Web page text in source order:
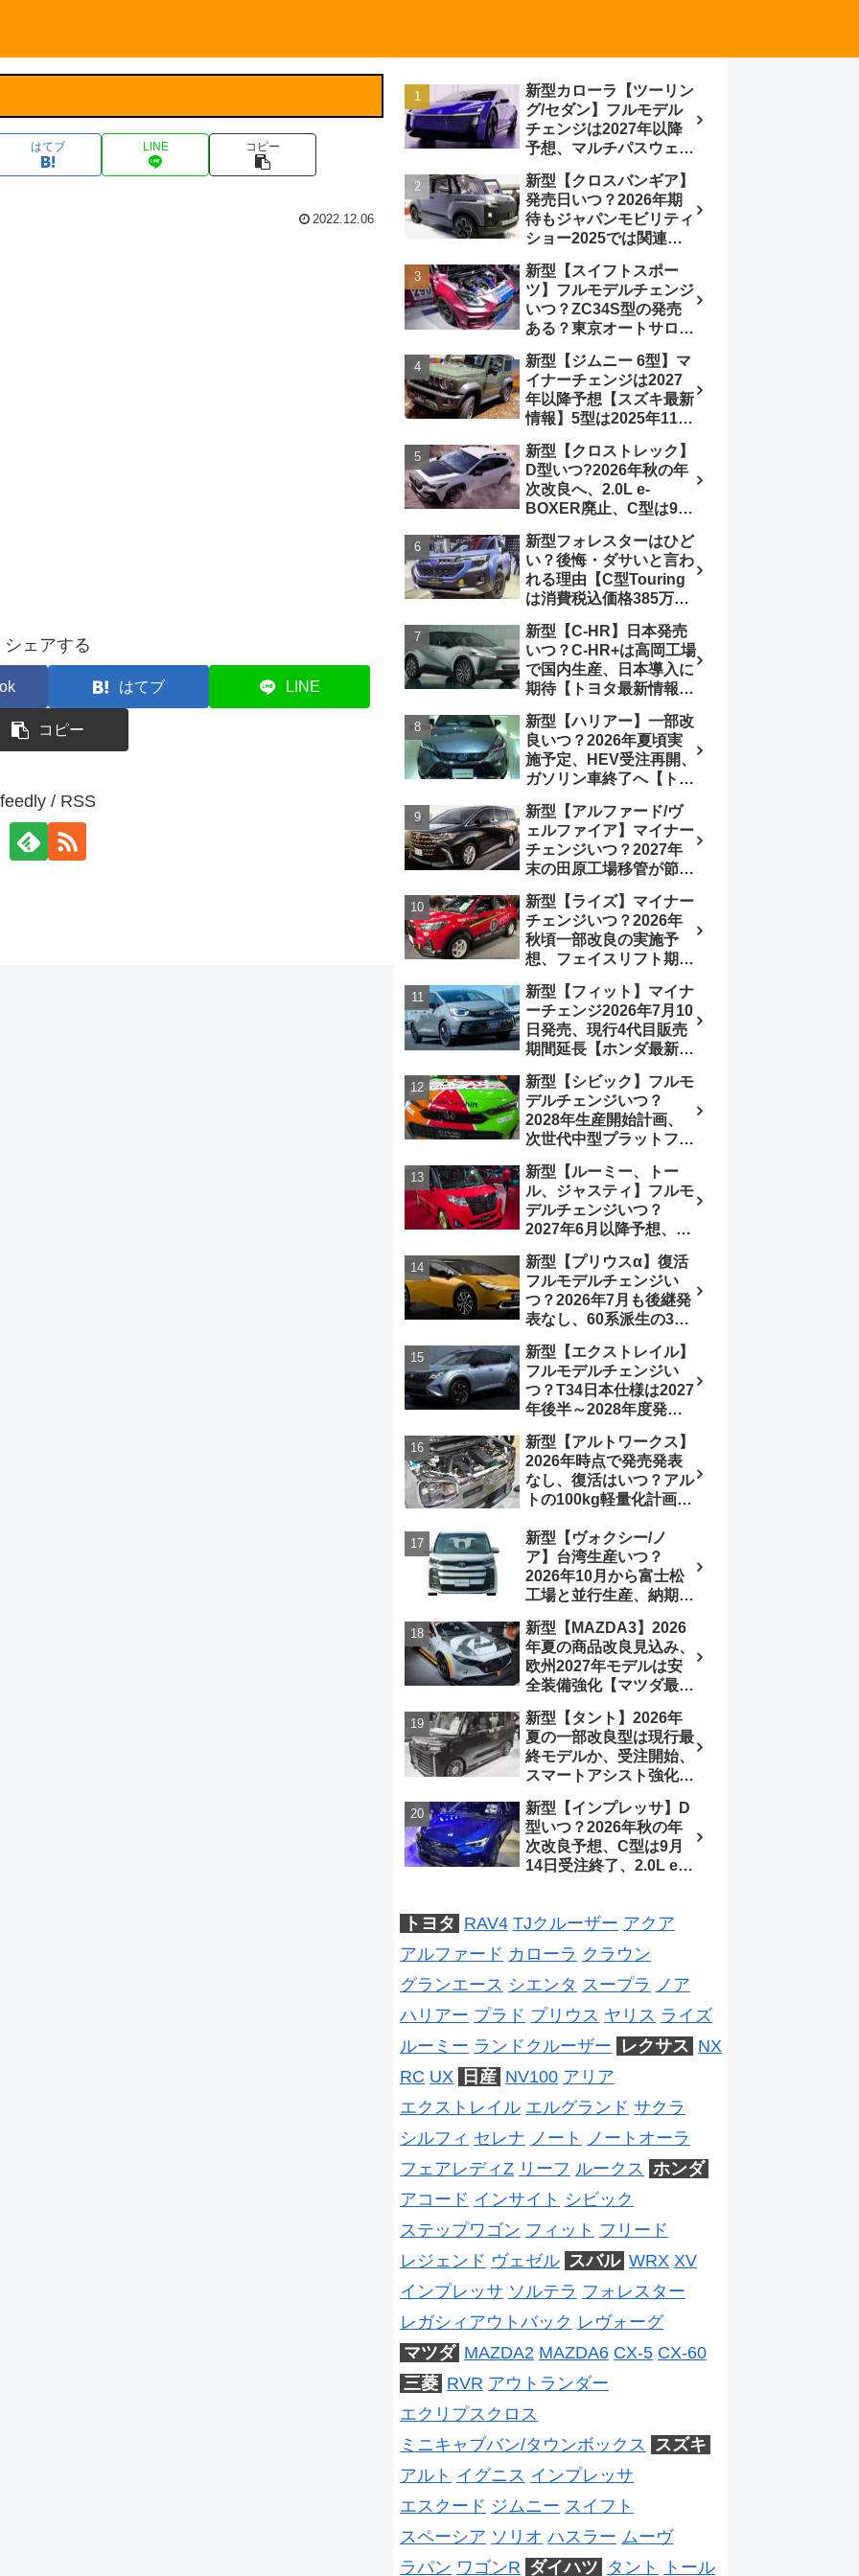
はてブ LINE コピー
2022.12.06
シェアする
はてブ LINE
コピー
feedly / RSS
新型カローラ【ツーリン
グ/セダン】フルモデル
チェンジは2027年以降
予想、マルチパスウェイ
BEVからの派生で新開発
小型エンジン搭載の
HEV/PHEV、ギガキャ
ストの採用は無しか【ト
ヨタ最新情報】60周年記
念車発売
新型【クロスバンギア】
発売日いつ？2026年期
待もジャパンモビリティ
ショー2025では関連モ
最新情報】ベース車ノ
ア/ヴォクシーの台湾生
産開始に注目、「ギア」
のほか「コア」と「ツー
ル」、デリカD:5対抗の
クロスオーバーSUVミニ
バン
新型【スイフトスポー
ツ】フルモデルチェンジ
いつ？ZC34S型の発売
ある？東京オートサロン
エロー レヴはスイスポ
コンセプトか？ハイブリ
ッド化/重量増/価格アッ
プが争点【スズキ最新情
報】特別仕様車
「ZC33S Final
Edition」終了
新型【ジムニー 6型】マ
イナーチェンジは2027
年以降予想【スズキ最新
情報】5型は2025年11月
ACC・スズキコネクト
採用
新型【クロストレック】
D型いつ?2026年秋の年
次改良へ、2.0L e-
BOXER廃止、C型は9月
ーボ採用予想【スバル最
新情報】
新型フォレスターはひど
い？後悔・ダサいと言わ
れる理由【C型Touring
は消費税込価格385万円
19.1km/L、納期4～5か
月】ナビUI・冬用タイ
ヤ・ウィルダネス日本発
売は？カーオブザイヤー
とJNCAP大賞受賞後も
残る注意点
新型【C-HR】日本発売
いつ？C-HR+は高岡工場
で国内生産、日本導入に
期待【トヨタ最新情報】
売、2代目HEV・PHEV
は日本未導入
新型【ハリアー】一部改
良いつ？2026年夏頃実
施予定、HEV受注再開、
ガソリン車終了へ【トヨ
チェンジ2027年以降予
想
新型【アルファード/ヴ
ェルファイア】マイナー
チェンジいつ？2027年
末の田原工場移管が節目
のフェイスリフト予想
【トヨタ最新情報】
2026年6月一部改良済
み、消費税込価格559万
9000円から
新型【ライズ】マイナー
チェンジいつ？2026年
秋頃一部改良の実施予
想、フェイスリフト期
2～3ヵ月に短縮【ダイハ
ツ最新情報】前回改良は
2024年11月5日、価格
180.07～244.2万円、値
上げ約8～10万円、法規
対応、ハイブリッド
4WD追加まだ、フルモ
デルチェンジはトヨタが
介入か
新型【フィット】マイナ
ーチェンジ2026年7月10
日発売、現行4代目販売
期間延長【ホンダ最新情
いつ？フルモデルチェン
ジは2029年頃まで遅れ
る予想
新型【シビック】フルモ
デルチェンジいつ？
2028年生産開始計画、
次世代中型プラットフォ
搭載予想【ホンダ最新情
報】Honda S+ Shiftは現
行e:HEV RS 消費税込
4,659,600円で先行導入
新型【ルーミー、トー
ル、ジャスティ】フルモ
デルチェンジいつ？
2027年6月以降予想、ビ
う無い？【トヨタ最新情
報】1.2Lハイブリッド追
加は次期型に期待
新型【プリウスα】復活
フルモデルチェンジい
つ？2026年7月も後継発
表なし、60系派生の3列
発売される可能性は【ト
ヨタ最新情報デザイン予
想画像】スライドドア装
備の要望も
新型【エクストレイル】
フルモデルチェンジい
つ？T34日本仕様は2027
年後半～2028年度発売
米ローグe-POWERは
2026年後半投入へ
新型【アルトワークス】
2026年時点で発売発表
なし、復活はいつ？アル
トの100kg軽量化計画は
処、5MTターボとアルト
スピリットに期待【スズ
キ最新情報】
新型【ヴォクシー/ノ
ア】台湾生産いつ？
2026年10月から富士松
工場と並行生産、納期短
2026年5月6日マイナー
チェンジ、価格 NOAH
326万1500円、VOXY
375万1000円、特別仕様
車 WxBと煌の追加に期
待、S-Zに12.3インチメ
ーター
新型【MAZDA3】2026
年夏の商品改良見込み、
欧州2027年モデルは安
全装備強化【マツダ最新
ジは2028年以降予想
新型【タント】2026年
夏の一部改良型は現行最
終モデルか、受注開始、
スマートアシスト強化と
フルモデルチェンジ予想
【ダイハツ最新情報】
新型【インプレッサ】D
型いつ？2026年秋の年
次改良予想、C型は9月
14日受注終了、2.0L e-
予想【スバル最新情報】
トヨタ RAV4 TJクルーザー アクア
アルファード カローラ クラウン
グランエース シエンタ スープラ
ノア
ハリアー プラド プリウス ヤリス ライズ
ルーミー ランドクルーザー レクサス NX
RC UX 日産 NV100 アリア
エクストレイル エルグランド サクラ
シルフィ セレナ ノート
ノートオーラ
フェアレディZ リーフ ルークス ホンダ
アコード インサイト シビック
ステップワゴン フィット フリード
レジェンド ヴェゼル スバル WRX XV
インプレッサ ソルテラ フォレスター
レガシィアウトバック レヴォーグ
マツダ MAZDA2 MAZDA6 CX-5 CX-60
三菱 RVR アウトランダー
エクリプスクロス
ミニキャブバン/タウンボックス
スズキ
アルト イグニス インプレッサ
エスクード ジムニー スイフト
スペーシア ソリオ ハスラー ムーヴ
ラパン ワゴンR ダイハツ タント トール